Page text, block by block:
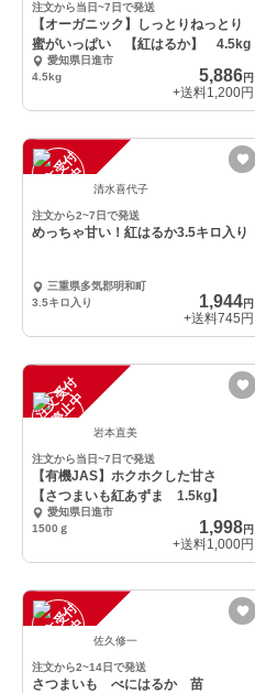
注文から当日~7日で発送
【オーガニック】しっとりねっとり
蜜がいっぱい 【紅はるか】 4.5kg
愛知県日進市
4.5kg
5,886円
+送料1,200円
注
文
受
付
停
止
中 清水喜代子
注文から2~7日で発送
めっちゃ甘い！紅はるか3.5キロ入り
三重県多気郡明和町
3.5キロ入り
1,944円
+送料745円
注
文
受
付
停
止
中
岩本直美
注文から当日~7日で発送
【有機JAS】ホクホクした甘さ
【さつまいも紅あずま 1.5kg】
愛知県日進市
1500ｇ
1,998円
+送料1,000円
注
文
受
付
停
止
中 佐久修一
注文から2~14日で発送
さつまいも べにはるか 苗